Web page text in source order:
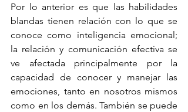
Por lo anterior es que las habilidades
blandas tienen relación con lo que se
conoce como inteligencia emocional;
la relación y comunicación efectiva se
ve afectada principalmente por la
capacidad de conocer y manejar las
emociones, tanto en nosotros mismos
como en los demás. También se puede